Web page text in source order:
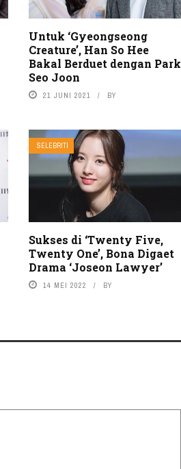
Untuk ‘Gyeongseong
Creature’, Han So Hee
Bakal Berduet dengan Park
Seo Joon
21 JUNI 2021 BY
SELEBRITI
Sukses di ‘Twenty Five,
Twenty One’, Bona Digaet
Drama ‘Joseon Lawyer’
14 MEI 2022 BY